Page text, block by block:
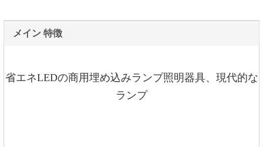
メイン 特徴
省エネLEDの商用埋め込みランプ照明器具、現代的な
ランプ